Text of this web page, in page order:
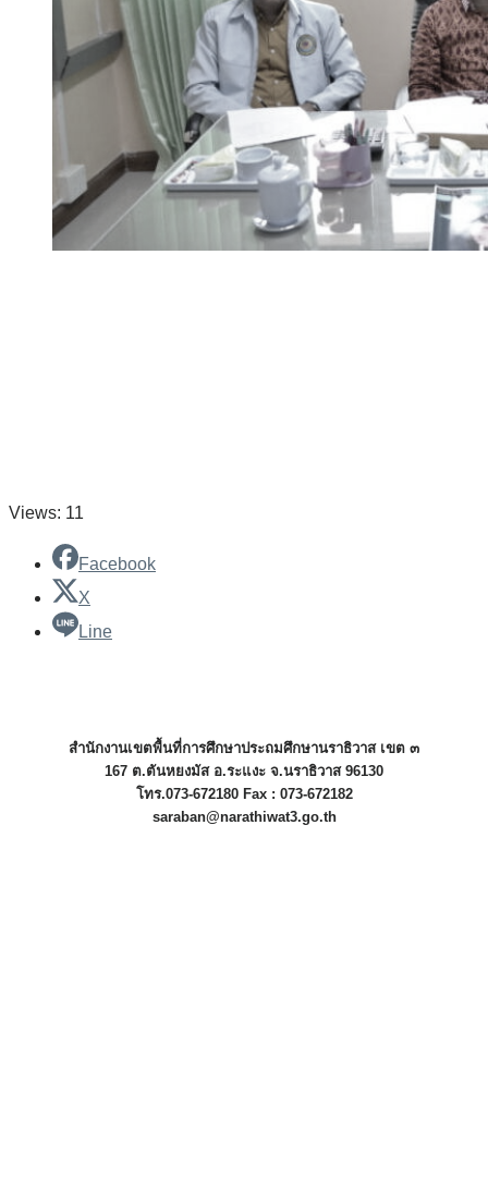
Views: 11
Facebook
X
Line
สำนักงานเขตพื้นที่การศึกษาประถมศึกษานราธิวาส เขต ๓
167 ต.ตันหยงมัส อ.ระแงะ จ.นราธิวาส 96130
โทร.073-672180 Fax : 073-672182
saraban@narathiwat3.go.th